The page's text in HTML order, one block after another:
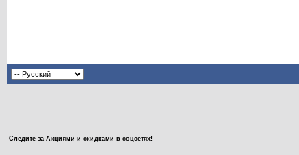
Следите за Акциями и скидками в соцсетях!